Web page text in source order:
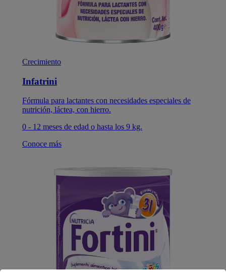
Crecimiento
Infatrini
Fórmula para lactantes con necesidades especiales de
nutrición, láctea, con hierro.
0 - 12 meses de edad o hasta los 9 kg.
Conoce más